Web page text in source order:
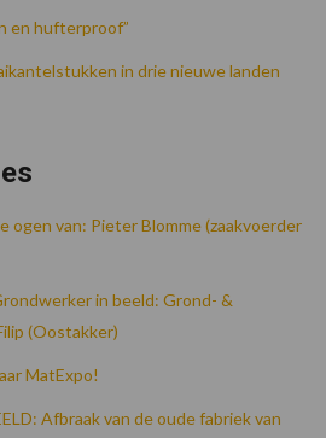
en hufterproof”
in drie nieuwe landen
ogen van: Pieter Blomme (zaakvoerder
in beeld: Grond- &
(Oostakker)
MatExpo!
Afbraak van de oude fabriek van